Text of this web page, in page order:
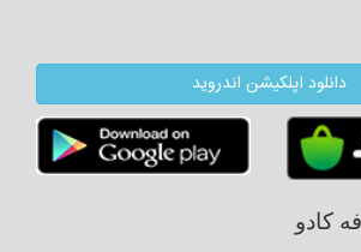
دانلود اپلکیشن اندروید
کادو